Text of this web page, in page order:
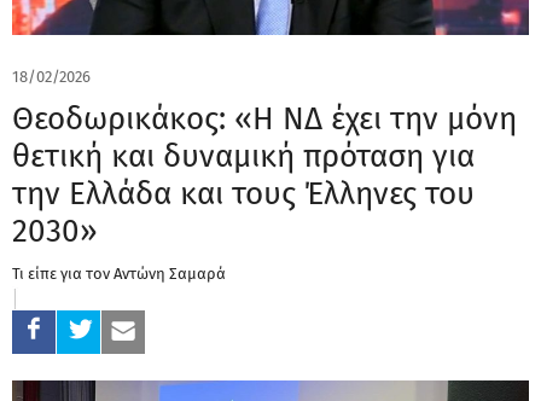
18/02/2026
Θεοδωρικάκος: «Η ΝΔ έχει την μόνη
θετική και δυναμική πρόταση για
την Ελλάδα και τους Έλληνες του
2030»
Τι είπε για τον Αντώνη Σαμαρά